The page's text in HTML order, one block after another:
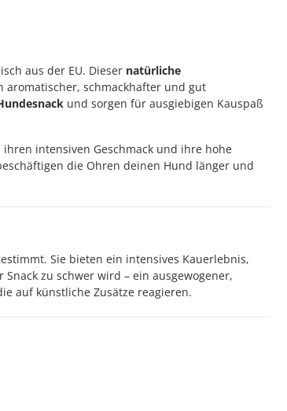
aus der EU. Dieser natürliche
aromatischer, schmackhafter und gut
und sorgen für ausgiebigen Kauspaß
intensiven Geschmack und ihre hohe
die Ohren deinen Hund länger und
Sie bieten ein intensives Kauerlebnis,
zu schwer wird – ein ausgewogener,
auf künstliche Zusätze reagieren.